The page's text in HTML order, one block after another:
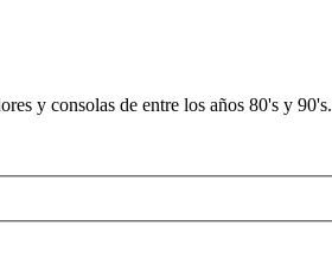
y consolas de entre los años 80's y 90's.